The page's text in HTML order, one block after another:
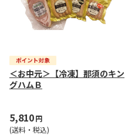
＜お中元＞【冷凍】那須のキン
グハムＢ
5,810円
(送料・税込)